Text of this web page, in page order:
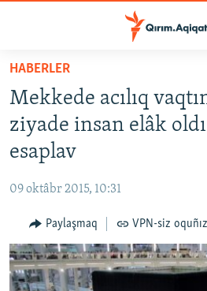
Esas
qaytmaq
Baş
navigatsiyağa
qaytmaq
Qıdıruvğa
HABERLER
SİYASET
İQTİSADİYAT
MEDENİYET
İNSAN AQLARI
VİDEO
SÜRET
HABERLER
Mekkede acılıq
ziyade insan elâk
esaplav
09 oktâbr 2015, 10:31
Paylaşmaq VPN-siz oquñız